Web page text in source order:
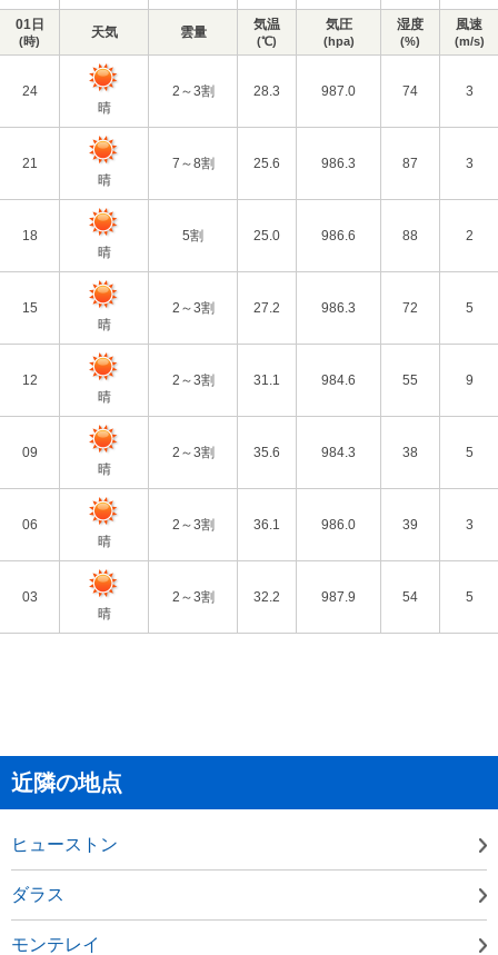
01日
(時)
天気 雲量 気温
(℃)
気圧
(hpa)
湿度
(%)
風速
(m/s)
24
晴
2～3割 28.3 987.0 74 3
21
晴
7～8割 25.6 986.3 87 3
18
晴
5割 25.0 986.6 88 2
15
晴
2～3割 27.2 986.3 72 5
12
晴
2～3割 31.1 984.6 55 9
09
晴
2～3割 35.6 984.3 38 5
06
晴
2～3割 36.1 986.0 39 3
03
晴
2～3割 32.2 987.9 54 5
近隣の地点
ヒューストン
ダラス
モンテレイ